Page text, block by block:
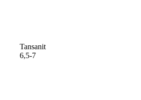
Tansanit
6,5-7